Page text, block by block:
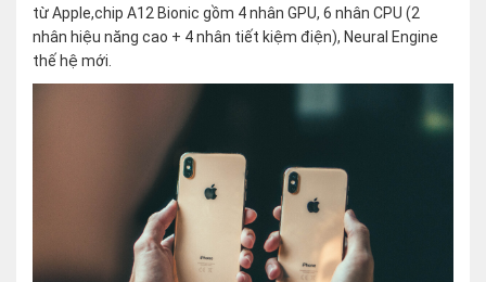
từ Apple,chip A12 Bionic gồm 4 nhân GPU, 6 nhân CPU (2
nhân hiệu năng cao + 4 nhân tiết kiệm điện), Neural Engine
thế hệ mới.